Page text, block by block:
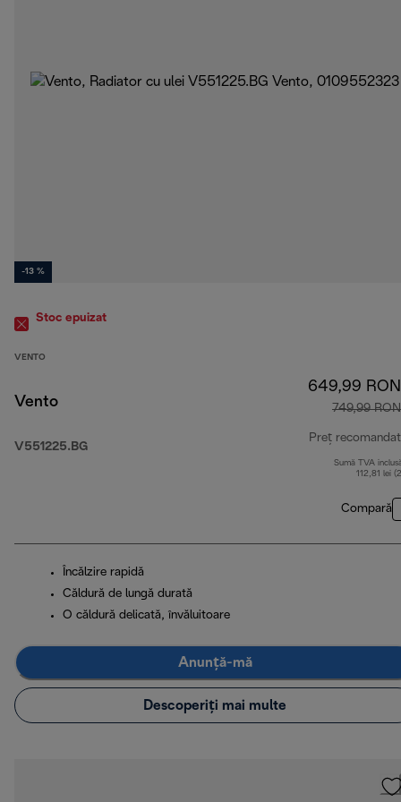
-13 %
Stoc epuizat
VENTO
Vento
V551225.BG
649,99 RON
749,99 RON
Preț recomandat
Sumă TVA
112,81 lei
Compară
Încălzire rapidă
Căldură de lungă durată
O căldură delicată, învăluitoare
Anunță-mă
Descoperiți mai multe